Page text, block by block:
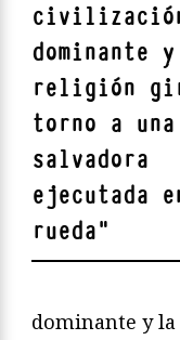
dominante
religión
torno a una
salvadora
ejecutada
rueda"
dominante y